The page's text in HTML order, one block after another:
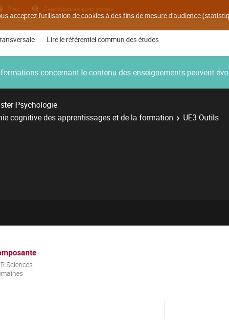
acceptez l'utilisation de cookies à des fins de mesure d'audience
Plan Candidatures inscriptions
Lire le référentiel commun des études
concernant le contenu des enseignements peuvent
Psychologie
cognitive des apprentissages et de la formation
UE3 Outils
Sciences